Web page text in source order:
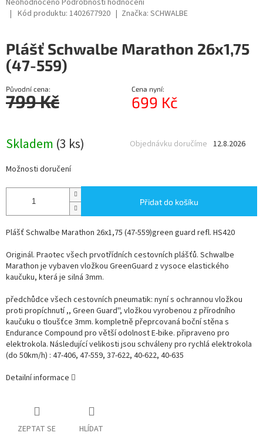
hodnocení
0,0
z
5
Neohodnoceno Podrobnosti hodnocení
Kód produktu: 1402677920 Značka:SCHWALBE
Plášť Schwalbe Marathon 26x1,75
(47-559)
Původní cena:
799 Kč
Cena nyní:
699 Kč
Skladem (3 ks) 12.8.2026
Objednávku doručíme
Možnosti doručení
Přidat do košíku
Plášť Schwalbe Marathon 26x1,75 (47-559)green guard refl. HS420
Originál. Praotec všech prvotřídních cestovních plášťů. Schwalbe
Marathon je vybaven vložkou GreenGuard z vysoce elastického
kaučuku, která je silná 3mm.
předchůdce všech cestovních pneumatik: nyní s ochrannou vložkou
proti propíchnutí ,, Green Guard'', vložkou vyrobenou z přírodního
kaučuku o tloušťce 3mm. kompletně přeprcovaná boční stěna s
Endurance Compound pro větší odolnost E-bike. připraveno pro
elektrokola. Následující velikosti jsou schváleny pro rychlá elektrokola
(do 50km/h) : 47-406, 47-559, 37-622, 40-622, 40-635
Detailní informace
ZEPTAT SE HLÍDAT